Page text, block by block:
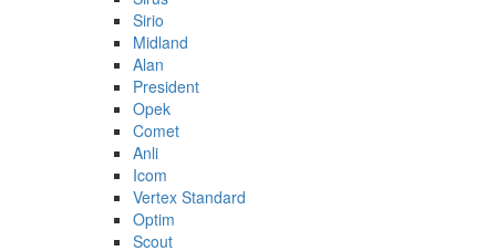
Sirio
Midland
Alan
President
Opek
Comet
Anli
Icom
Vertex Standard
Optim
Scout